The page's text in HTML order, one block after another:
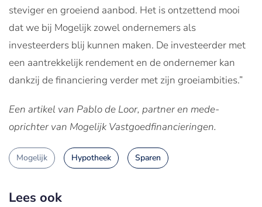
steviger en groeiend aanbod. Het is ontzettend mooi
dat we bij Mogelijk zowel ondernemers als
investeerders blij kunnen maken. De investeerder met
een aantrekkelijk rendement en de ondernemer kan
dankzij de financiering verder met zijn groeiambities.”
Een artikel van Pablo de Loor, partner en mede-
oprichter van Mogelijk Vastgoedfinancieringen.
Mogelijk Hypotheek Sparen
Lees ook